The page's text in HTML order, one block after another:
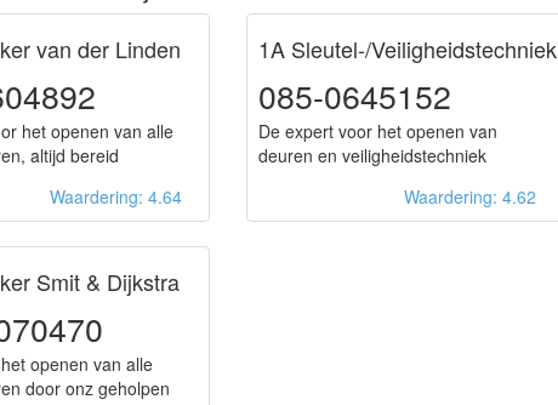
van der Linden
het openen van alle
altijd bereid
Waardering: 4.64
1A Sleutel-/Veiligheidstechniek
085-0645152
De expert voor het openen van
deuren en veiligheidstechniek
Waardering: 4.62
Smit & Dijkstra
openen van alle
door onz geholpen